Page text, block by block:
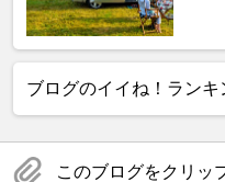
ブログのイイね！ランキ
このブログをクリッ